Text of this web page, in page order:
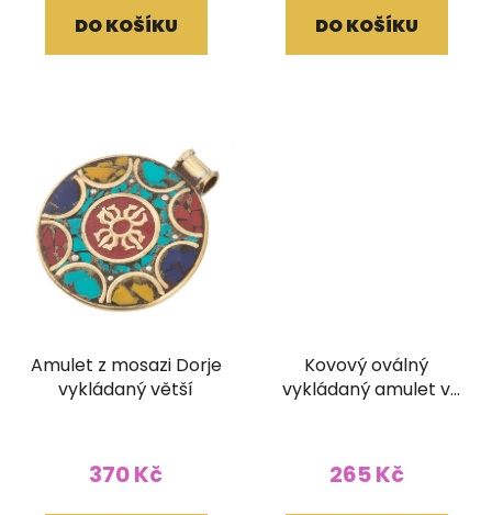
DO KOŠÍKU DO KOŠÍKU
Amulet z mosazi Dorje
vykládaný větší
370 Kč
Kovový oválný
vykládaný amulet v
265 Kč